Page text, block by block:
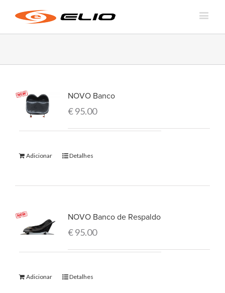
NOVO Banco
€95.00
Adicionar Detalhes
NOVO Banco de Respaldo
€95.00
Adicionar Detalhes